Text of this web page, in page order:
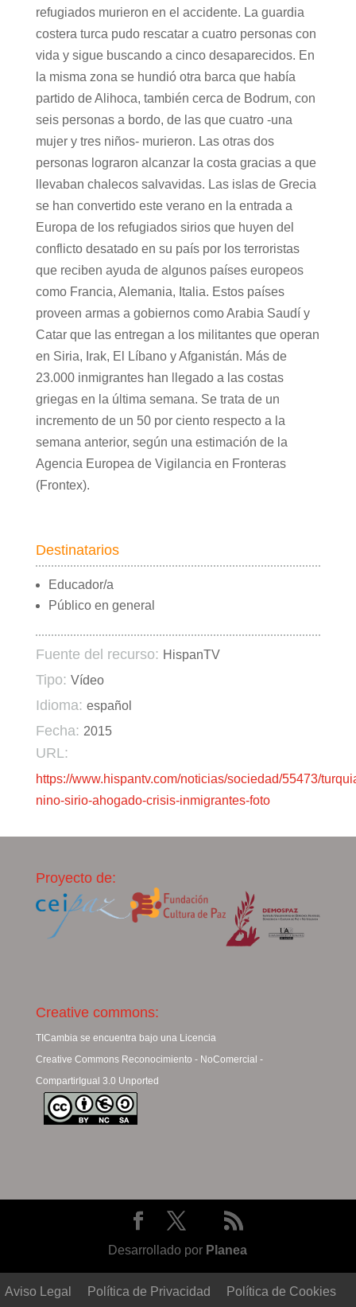
refugiados murieron en el accidente. La guardia
costera turca pudo rescatar a cuatro personas con
vida y sigue buscando a cinco desaparecidos. En
la misma zona se hundió otra barca que había
partido de Alihoca, también cerca de Bodrum, con
seis personas a bordo, de las que cuatro -una
mujer y tres niños- murieron. Las otras dos
personas lograron alcanzar la costa gracias a que
llevaban chalecos salvavidas. Las islas de Grecia
se han convertido este verano en la entrada a
Europa de los refugiados sirios que huyen del
conflicto desatado en su país por los terroristas
que reciben ayuda de algunos países europeos
como Francia, Alemania, Italia. Estos países
proveen armas a gobiernos como Arabia Saudí y
Catar que las entregan a los militantes que operan
en Siria, Irak, El Líbano y Afganistán. Más de
23.000 inmigrantes han llegado a las costas
griegas en la última semana. Se trata de un
incremento de un 50 por ciento respecto a la
semana anterior, según una estimación de la
Agencia Europea de Vigilancia en Fronteras
(Frontex).
Destinatarios
Educador/a
Público en general
Fuente del recurso: HispanTV
Tipo: Vídeo
Idioma: español
Fecha: 2015
URL:
https://www.hispantv.com/noticias/sociedad/55473/
nino-sirio-ahogado-crisis-inmigrantes-foto
Proyecto de:
Creative commons:
TICambia se encuentra bajo una Licencia
Creative Commons Reconocimiento - NoComercial -
CompartirIgual 3.0 Unported
Desarrollado por Planea
Aviso Legal Política de Privacidad Política de Cookies